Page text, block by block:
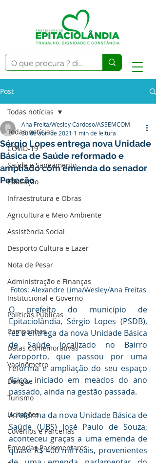
Post
Todas notícias
COVID-19
Saúde e Saneamento
Educação
Infraestrutura e Obras
Agricultura e Meio Ambiente
Assistência Social
Desporto Cultura e Lazer
Nota de Pesar
Administração e Finanças
Institucional e Governo
Políticas Públicas
Campanhas
Datas Comemorativas
Vacinômetro
Dengue
Turismo
Licitações
Covênios e Parcerias
Emendas Parlamentares
Todas notícias
Sérgio Lopes entrega nova Unidade
Básica de Saúde reformado e
ampliado com emenda do senador
Petecão
Ana Freita/Wesley Cardoso/ASSEMCOM
30 de abr. de 2021 1 min de leitura
Fotos: Alexandre Lima/Wesley/Ana Freitas
O prefeito do município de
Epitaciolândia, Sérgio Lopes (PSDB),
fez a entrega da nova Unidade Básica
de Saúde localizado no Bairro
Aeroporto, que passou por uma
reforma e ampliação do seu espaço
físico, iniciado em meados do ano
passado, ainda na gestão passada.
A reforma da nova Unidade Básica de
Saúde (UBS) José Paulo de Souza,
aconteceu graças a uma emenda de
quase R$ 400 mil reais, provenientes